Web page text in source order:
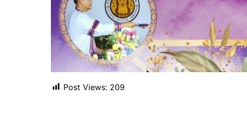
Post Views: 209